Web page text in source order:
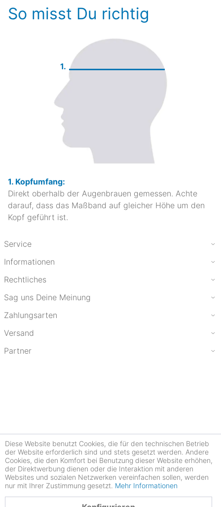
So misst Du richtig
1.
1. Kopfumfang:
Direkt oberhalb der Augenbrauen gemessen. Achte
darauf, dass das Maßband auf gleicher Höhe um den
Kopf geführt ist.
Service
Informationen
Rechtliches
Sag uns Deine Meinung
Zahlungsarten
Versand
Partner
Diese Website benutzt Cookies, die für den technischen Betrieb
der Website erforderlich sind und stets gesetzt werden. Andere
Cookies, die den Komfort bei Benutzung dieser Website erhöhen,
der Direktwerbung dienen oder die Interaktion mit anderen
Websites und sozialen Netzwerken vereinfachen sollen, werden
nur mit Ihrer Zustimmung gesetzt. Mehr Informationen